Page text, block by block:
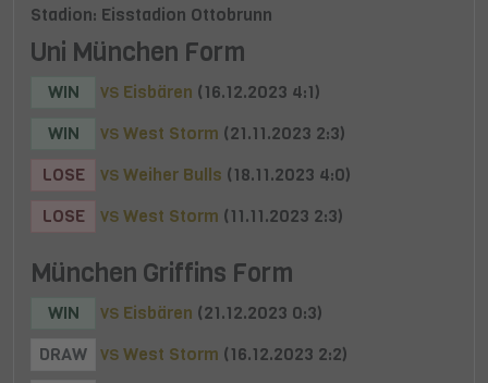
Stadion: Eisstadion Ottobrunn
Uni München Form
WIN VS Eisbären (16.12.2023 4:1)
WIN
VS West Storm (21.11.2023 2:3)
LOSE
VS Weiher Bulls (18.11.2023 4:0)
LOSE
VS West Storm (11.11.2023 2:3)
München Griffins Form
WIN VS Eisbären (21.12.2023 0:3)
DRAW
VS West Storm (16.12.2023 2:2)